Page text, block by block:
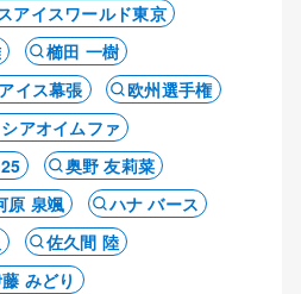
アイスワールド東京
櫛田 一樹
イス幕張
欧州選手権
アオイムファ
奥野 友莉菜
原 泉颯
ハナ バース
佐久間 陸
みどり